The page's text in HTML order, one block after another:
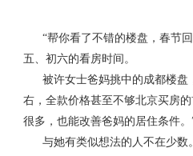
“帮你看了不错的楼盘，春节
五、初六的看房时间。
被许女士爸妈挑中的成都楼盘
右，全款价格甚至不够北京买房
很多，也能改善爸妈的居住条件。
与她有类似想法的人不在少数